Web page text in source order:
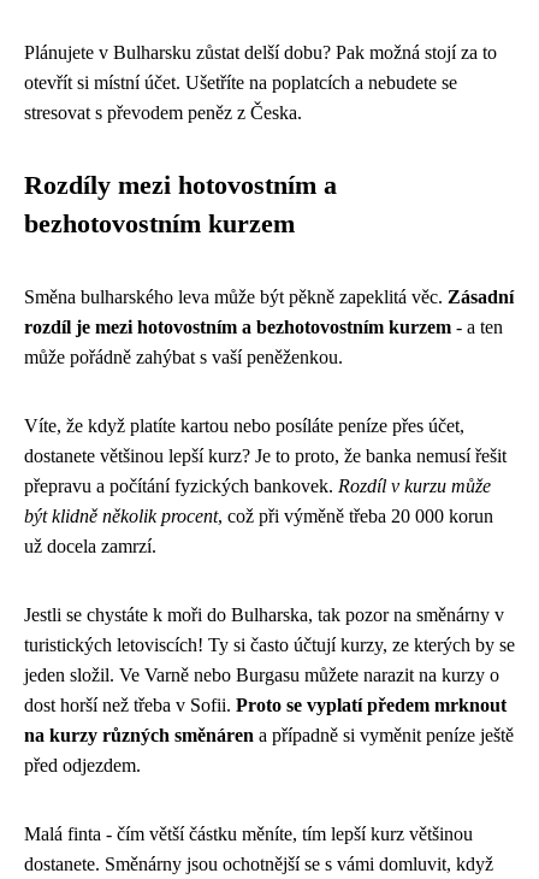
Plánujete v Bulharsku zůstat delší dobu? Pak možná stojí za to
otevřít si místní účet. Ušetříte na poplatcích a nebudete se
stresovat s převodem peněz z Česka.
Rozdíly mezi hotovostním a
bezhotovostním kurzem
Směna bulharského leva může být pěkně zapeklitá věc. Zásadní
rozdíl je mezi hotovostním a bezhotovostním kurzem - a ten
může pořádně zahýbat s vaší peněženkou.
Víte, že když platíte kartou nebo posíláte peníze přes účet,
dostanete většinou lepší kurz? Je to proto, že banka nemusí řešit
přepravu a počítání fyzických bankovek. Rozdíl v kurzu může
být klidně několik procent, což při výměně třeba 20 000 korun
už docela zamrzí.
Jestli se chystáte k moři do Bulharska, tak pozor na směnárny v
turistických letoviscích! Ty si často účtují kurzy, ze kterých by se
jeden složil. Ve Varně nebo Burgasu můžete narazit na kurzy o
dost horší než třeba v Sofii. Proto se vyplatí předem mrknout
na kurzy různých směnáren a případně si vyměnit peníze ještě
před odjezdem.
Malá finta - čím větší částku měníte, tím lepší kurz většinou
dostanete. Směnárny jsou ochotnější se s vámi domluvit, když